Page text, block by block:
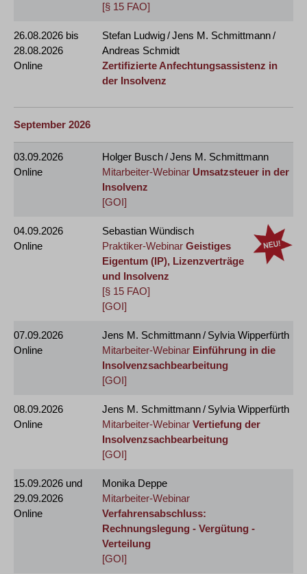
[§ 15 FAO]
26.08.2026 bis
28.08.2026
Online
Stefan Ludwig / Jens M. Schmittmann /
Andreas Schmidt
Zertifizierte Anfechtungsassistenz in
der Insolvenz
September 2026
03.09.2026
Online
Holger Busch / Jens M. Schmittmann
Mitarbeiter-Webinar Umsatzsteuer in der
Insolvenz
[GOI]
04.09.2026
Online
Sebastian Wündisch
Praktiker-Webinar Geistiges
Eigentum (IP), Lizenzverträge
und Insolvenz
[§ 15 FAO]
[GOI]
07.09.2026
Online
Jens M. Schmittmann / Sylvia Wipperfürth
Mitarbeiter-Webinar Einführung in die
Insolvenzsachbearbeitung
[GOI]
08.09.2026
Online
Jens M. Schmittmann / Sylvia Wipperfürth
Mitarbeiter-Webinar Vertiefung der
Insolvenzsachbearbeitung
[GOI]
15.09.2026 und
29.09.2026
Online
Monika Deppe
Mitarbeiter-Webinar
Verfahrensabschluss:
Rechnungslegung - Vergütung -
Verteilung
[GOI]